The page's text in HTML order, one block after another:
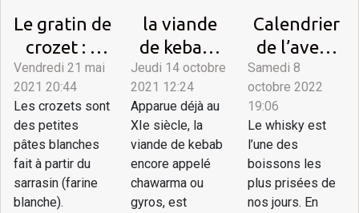
Le gratin de
crozet : 2
différents
types à
découvrir
Vendredi 21 mai
2021 20:44
Les crozets sont
des petites
pâtes blanches
fait à partir du
sarrasin (farine
blanche).
la viande
de kebab :
parlons-en
Jeudi 14 octobre
2021 12:24
Apparue déjà au
XIe siècle, la
viande de kebab
encore appelé
chawarma ou
gyros, est
Calendrier
de l’avent
whisky :
Quels sont
les coffrets
tendances
Samedi 8
octobre 2022
19:06
Le whisky est
l’une des
boissons les
plus prisées de
nos jours. En